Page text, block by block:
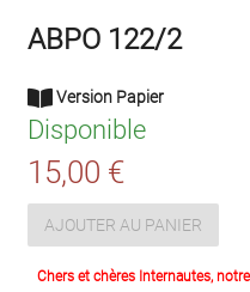
ABPO 122/2
Version Papier
Disponible
15,00 €
AJOUTER AU PANIER
Chers et chères Internautes,